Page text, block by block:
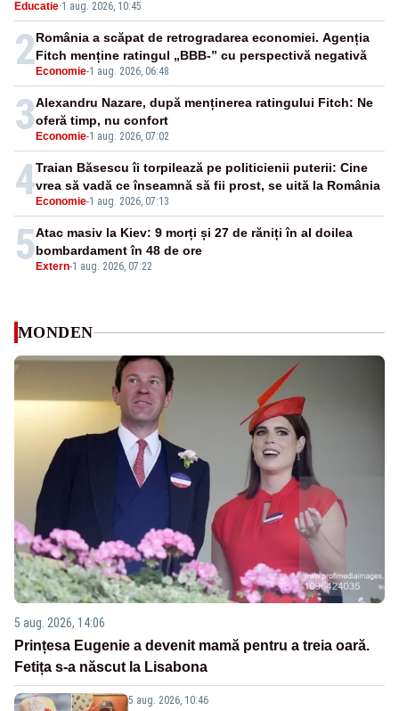
Educatie·1 aug. 2026, 10:45
2 Economie-1 aug. 2026, 06:48
România a scăpat de retrogradarea economiei. Agenția
Fitch menține ratingul „BBB-” cu perspectivă negativă
3 Economie-1 aug. 2026, 07:02
Alexandru Nazare, după menținerea ratingului Fitch: Ne
oferă timp, nu confort
4 Economie-1 aug. 2026, 07:13
Traian Băsescu îi torpilează pe politicienii puterii: Cine
vrea să vadă ce înseamnă să fii prost, se uită la România
5 Extern-1 aug. 2026, 07:22
Atac masiv la Kiev: 9 morți și 27 de răniți în al doilea
bombardament în 48 de ore
MONDEN
5 aug. 2026, 14:06
Prințesa Eugenie a devenit mamă pentru a treia oară.
Fetița s-a născut la Lisabona
5 aug. 2026, 10:46